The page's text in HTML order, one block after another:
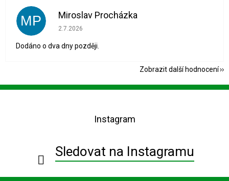
MP Miroslav Procházka
Hodnocení obchodu je 1 z 5 hvězdiček.
2.7.2026
Dodáno o dva dny později.
Zobrazit další hodnocení
Z
Instagram
Sledovat na Instagramu